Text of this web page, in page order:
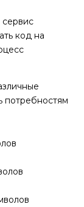
сервис
код на
потребностям